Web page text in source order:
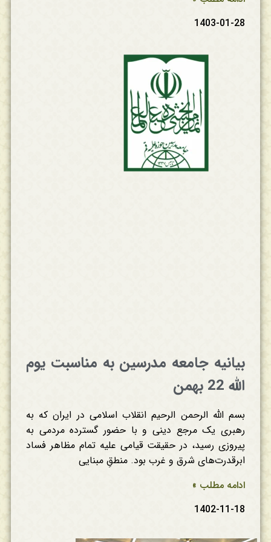
1403-01-28
بیانیه جامعه مدرسین به مناسبت یوم
الله 22 بهمن
بسم الله الرحمن الرحیم انقلاب اسلامی در ایران که به
رهبری یک مرجع دینی و با حضور گسترده مردمی به
پیروزی رسید، در حقیقت قیامی علیه تمام مظاهر فساد
ابرقدرت‌های شرق و غرب بود. منطقِ مبنایی
ادامه مطلب »
1402-11-18